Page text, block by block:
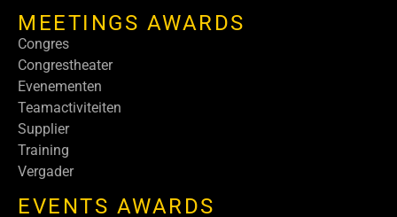
MEETINGS AWARDS
Congres
Congrestheater
Evenementen
Teamactiviteiten
Supplier
Training
Vergader
EVENTS AWARDS